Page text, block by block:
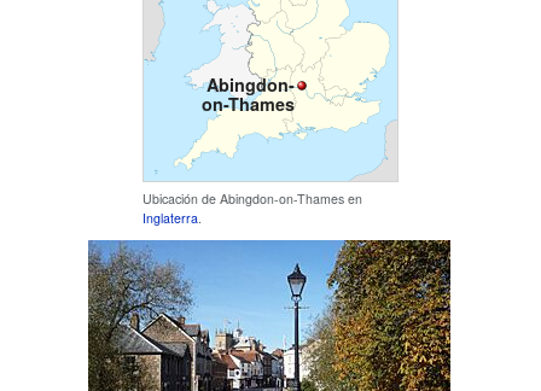
Abingdon-
on-Thames
Ubicación de Abingdon-on-Thames en
Inglaterra